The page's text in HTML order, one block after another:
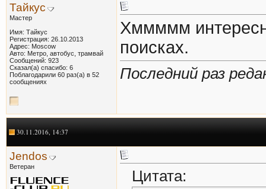
Тайкус
Мастер
Имя: Тайкус
Регистрация: 26.10.2013
Адрес: Moscow
Авто: Метро, автобус, трамвай
Сообщений: 923
Сказал(а) спасибо: 6
Поблагодарили 60 раз(а) в 52
сообщениях
Хммммм
поисках.
Последний раз
30.11.2016, 14:37
Jendos
Ветеран
Цитата: